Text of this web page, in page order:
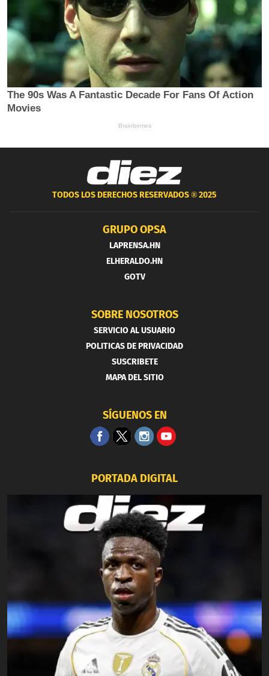
TODOS LOS DERECHOS RESERVADOS ®2025
GRUPO OPSA
LAPRENSA.HN
ELHERALDO.HN
GOTV
SOBRE NOSOTROS
SERVICIO AL USUARIO
POLITICAS DE PRIVACIDAD
SUSCRIBETE
MAPA DEL SITIO
SÍGUENOS EN
PORTADA DIGITAL